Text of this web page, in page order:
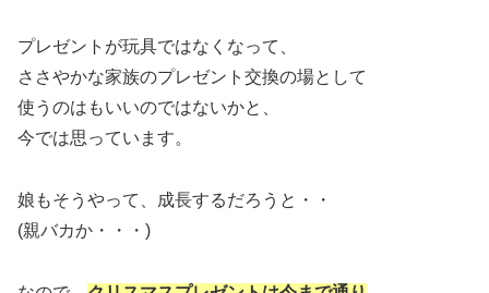
プレゼントが玩具ではなくなって、
ささやかな家族のプレゼント交換の場として
使うのはもいいのではないかと、
今では思っています。
娘もそうやって、成長するだろうと・・
(親バカか・・・)